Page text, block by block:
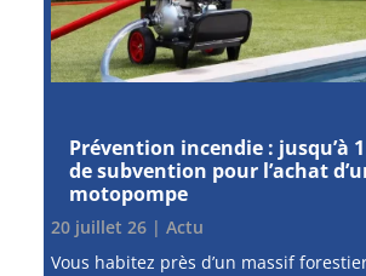
Prévention incendie : jusqu’à
de subvention pour l’achat
motopompe
20 juillet 26| Actu
Vous habitez près d’un massif